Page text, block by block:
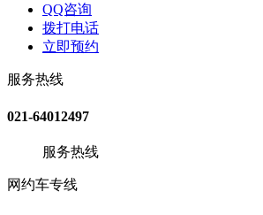
QQ咨询
拨打电话
立即预约
服务热线
021-64012497
服务热线
网约车专线